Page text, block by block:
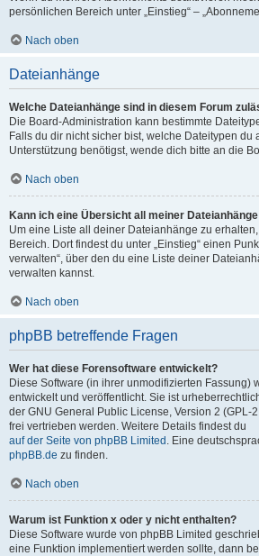
persönlichen Bereich unter „Einstieg“ –
Nach oben
Dateianhänge
Welche Dateianhänge sind in diesem Forum
Die Board-Administration kann bestimmte
Falls du dir nicht sicher bist, welche Dateitypen du
Unterstützung benötigst, wende dich bitte an die
Nach oben
Kann ich eine Übersicht all meiner
Um eine Liste all deiner Dateianhänge zu
Bereich. Dort findest du unter „Einstieg“ einen
verwalten“, über den du eine Liste deiner
verwalten kannst.
Nach oben
phpBB betreffende Fragen
Wer hat diese Forensoftware entwickelt?
Diese Software (in ihrer unmodifizierten Fassung)
entwickelt und veröffentlicht. Sie ist
der GNU General Public License, Version 2 (GPL-
frei vertrieben werden. Weitere Details findest du
auf der Seite von phpBB Limited . Eine
phpBB.de zu finden.
Nach oben
Warum ist Funktion x oder y nicht enthalten?
Diese Software wurde von phpBB Limited
eine Funktion implementiert werden sollte, dann